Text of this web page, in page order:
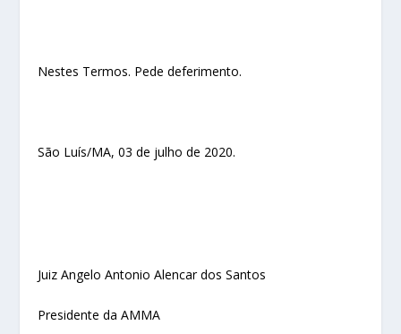
Nestes Termos. Pede deferimento.
São Luís/MA, 03 de julho de 2020.
Juiz Angelo Antonio Alencar dos Santos
Presidente da AMMA